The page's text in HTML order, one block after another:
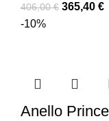
406,00€ 365,40 €
-10%
Anello